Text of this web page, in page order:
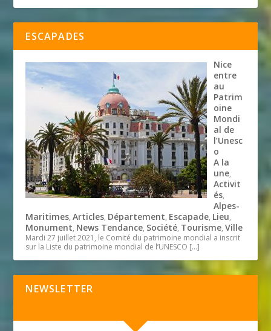
ESCAPADES
Nice
entre
au
Patrim
oine
Mondi
al de
l’Unesc
o
A la
une,
Activit
és,
Alpes-
Maritimes,Articles, Département, Escapade, Lieu,
Monument, News Tendance, Société, Tourisme,Ville
Mardi 27 juillet 2021, le Comité du patrimoine mondial a inscrit
sur la Liste du patrimoine mondial de l’UNESCO […]
NEWSLETTER